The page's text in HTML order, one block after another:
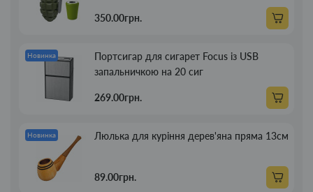
350.00грн.
Новинка
Портсигар для сигарет Focus із USB
запальничкою на 20 сиг
269.00грн.
Новинка Люлька для куріння дерев'яна пряма 13см
89.00грн.